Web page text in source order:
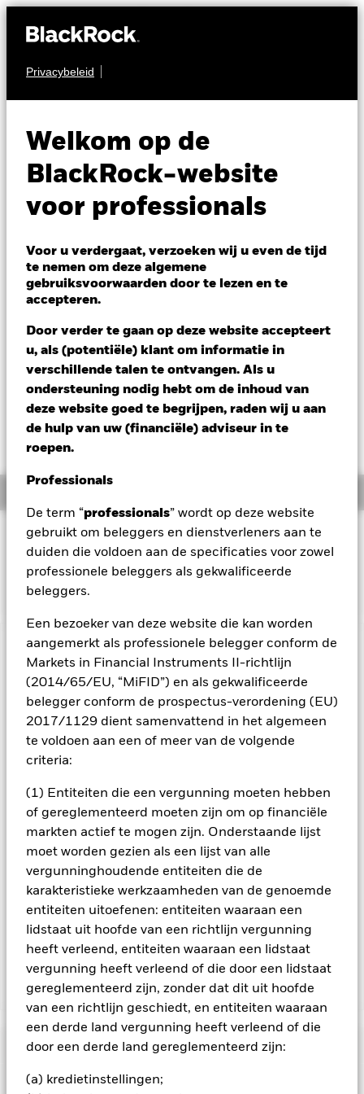
Privacybeleid
Welkom op de
BlackRock-website
voor professionals
Voor u verdergaat, verzoeken wij u even de tijd
te nemen om deze algemene
gebruiksvoorwaarden door te lezen en te
accepteren.
Door verder te gaan op deze website accepteert
u, als (potentiële) klant om informatie in
verschillende talen te ontvangen. Als u
ondersteuning nodig hebt om de inhoud van
deze website goed te begrijpen, raden wij u aan
de hulp van uw (financiële) adviseur in te
roepen.
Professionals
De term “professionals” wordt op deze website
gebruikt om beleggers en dienstverleners aan te
duiden die voldoen aan de specificaties voor zowel
professionele beleggers als gekwalificeerde
beleggers.
Een bezoeker van deze website die kan worden
aangemerkt als professionele belegger conform de
Markets in Financial Instruments II-richtlijn
(2014/65/EU, “MiFID”) en als gekwalificeerde
belegger conform de prospectus-verordening (EU)
2017/1129 dient samenvattend in het algemeen
te voldoen aan een of meer van de volgende
criteria:
(1) Entiteiten die een vergunning moeten hebben
of gereglementeerd moeten zijn om op financiële
markten actief te mogen zijn. Onderstaande lijst
moet worden gezien als een lijst van alle
vergunninghoudende entiteiten die de
karakteristieke werkzaamheden van de genoemde
entiteiten uitoefenen: entiteiten waaraan een
lidstaat uit hoofde van een richtlijn vergunning
heeft verleend, entiteiten waaraan een lidstaat
vergunning heeft verleend of die door een lidstaat
gereglementeerd zijn, zonder dat dit uit hoofde
van een richtlijn geschiedt, en entiteiten waaraan
een derde land vergunning heeft verleend of die
door een derde land gereglementeerd zijn:
(a) kredietinstellingen;
OBLIGATIES
EXHA
Government
Germany UCITS
ETF (DE)
NAV per 07/aug/2026
EUR 123,33
Variatie 52wk: 122,23 - 125,74
Verandering NAV 1 dag per 07/aug/2026
EUR -0,05 (-0,04%)
Totaalrendement per 06/aug/2026
YTD: -0,03%
Weighted Av YTM per 06/aug/2026
BELEGGINGSDOEL
Het fonds streeft ernaar het rendement te volgen van een
index die bestaat uit Duitse staatsobligaties.
BELANGRIJKE GEGEVENS: Kapitaalrisico.
het rendement van beleggingen kunnen dalen en stijgen, en
zijn niet gegarandeerd. Beleggers verliezen mogelijk hun
oorspronkelijke inleg.
Belangrijke informatie:De waarde van uw belegging en de
gegenereerde inkomsten kunnen fluctueren en het is niet
zeker dat u uw oorspronkelijke inleg terugontvangt. Twee
blootstaan, zijn het renterisico en kredietrisico. Wanneer de
marktrente stijgt, is er doorgaans sprake van een
overeenkomstige daling van de marktwaarde van obligaties.
emittent van een obligatie niet in staat zal zijn de hoofdsom
terug te betalen en/of de verschuldigde rente te betalen.
Vastrentende waarden die zijn uitgegeven door overheden
kunnen beïnvloed worden door de algemene indruk van de
stabiliteit van het betreffende land en de voorgestelde of
Toon minder
Risicometer
Performance